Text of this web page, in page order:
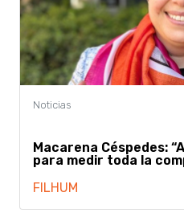
Macarena Céspedes:
para medir toda la
FILHUM